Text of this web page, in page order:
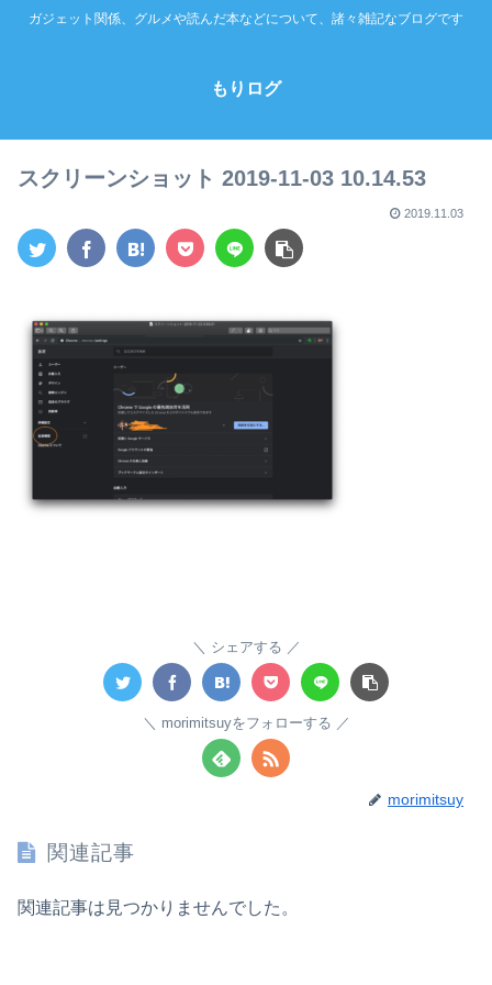
ガジェット関係、グルメや読んだ本などについて、諸々雑記なブログです
もりログ
スクリーンショット 2019-11-03 10.14.53
2019.11.03
シェアする
morimitsuyをフォローする
morimitsuy
関連記事
関連記事は見つかりませんでした。